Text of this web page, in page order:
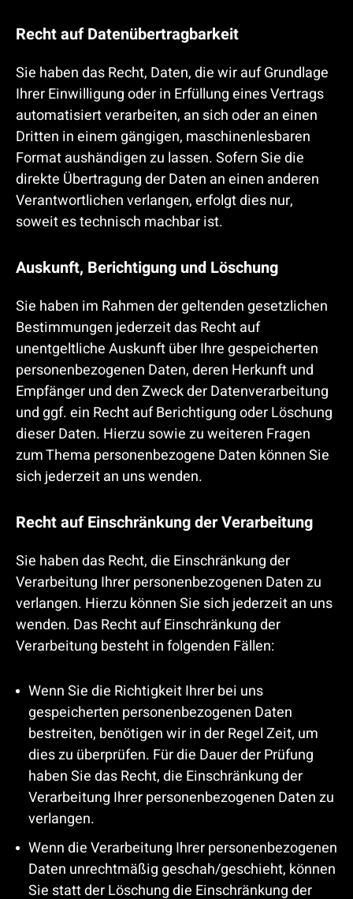
Recht auf Daten­übertrag­barkeit
Sie haben das Recht, Daten, die wir auf Grundlage
Ihrer Einwilligung oder in Erfüllung eines Vertrags
automatisiert verarbeiten, an sich oder an einen
Dritten in einem gängigen, maschinenlesbaren
Format aushändigen zu lassen. Sofern Sie die
direkte Übertragung der Daten an einen anderen
Verantwortlichen verlangen, erfolgt dies nur,
soweit es technisch machbar ist.
Auskunft, Berichtigung und Löschung
Sie haben im Rahmen der geltenden gesetzlichen
Bestimmungen jederzeit das Recht auf
unentgeltliche Auskunft über Ihre gespeicherten
personenbezogenen Daten, deren Herkunft und
Empfänger und den Zweck der Datenverarbeitung
und ggf. ein Recht auf Berichtigung oder Löschung
dieser Daten. Hierzu sowie zu weiteren Fragen
zum Thema personenbezogene Daten können Sie
sich jederzeit an uns wenden.
Recht auf Einschränkung der Verarbeitung
Sie haben das Recht, die Einschränkung der
Verarbeitung Ihrer personenbezogenen Daten zu
verlangen. Hierzu können Sie sich jederzeit an uns
wenden. Das Recht auf Einschränkung der
Verarbeitung besteht in folgenden Fällen:
Wenn Sie die Richtigkeit Ihrer bei uns
gespeicherten personenbezogenen Daten
bestreiten, benötigen wir in der Regel Zeit, um
dies zu überprüfen. Für die Dauer der Prüfung
haben Sie das Recht, die Einschränkung der
Verarbeitung Ihrer personenbezogenen Daten zu
verlangen.
Wenn die Verarbeitung Ihrer personenbezogenen
Daten unrechtmäßig geschah/geschieht, können
Sie statt der Löschung die Einschränkung der